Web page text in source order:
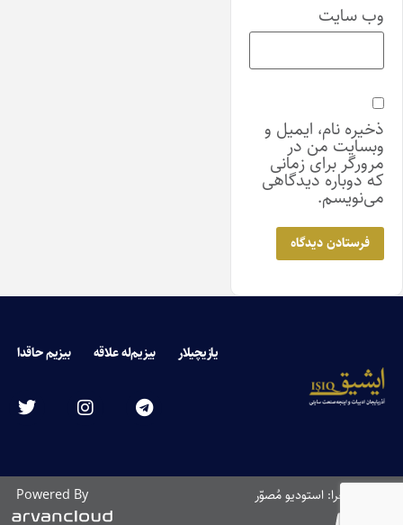
وب‌ سایت
ذخیره نام، ایمیل و
وبسایت من در
مرورگر برای زمانی
که دوباره دیدگاهی
می‌نویسم.
یازیچیلار بیزیم‌له علاقه بیزیم حاقدا
طراحی و اجرا: استودیو مُصوّر Powered By